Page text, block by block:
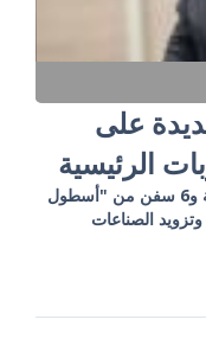
على
الرئيسية
العقوبات تشمل 19 كياناً بينها 6 بنوك روسية و6 سفن من "أسطول
الصناعات